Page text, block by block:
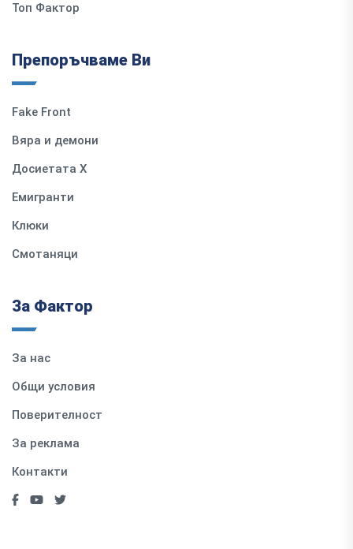
Топ Фактор
Препоръчваме Ви
Fake Front
Вяра и демони
Досиетата Х
Емигранти
Клюки
Смотаняци
За Фактор
За нас
Общи условия
Поверителност
За реклама
Контакти